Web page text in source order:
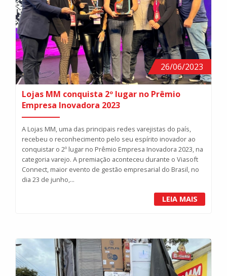
26/06/2023
Lojas MM conquista 2º lugar no Prêmio
Empresa Inovadora 2023
A Lojas MM, uma das principais redes varejistas do país,
recebeu o reconhecimento pelo seu espírito inovador ao
conquistar o 2º lugar no Prêmio Empresa Inovadora 2023, na
categoria varejo. A premiação aconteceu durante o Viasoft
Connect, maior evento de gestão empresarial do Brasil, no
dia 23 de junho,...
LEIA MAIS